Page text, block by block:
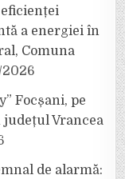
a energiei în
Comuna
2026
Focșani, pe
Vrancea
de alarmă: